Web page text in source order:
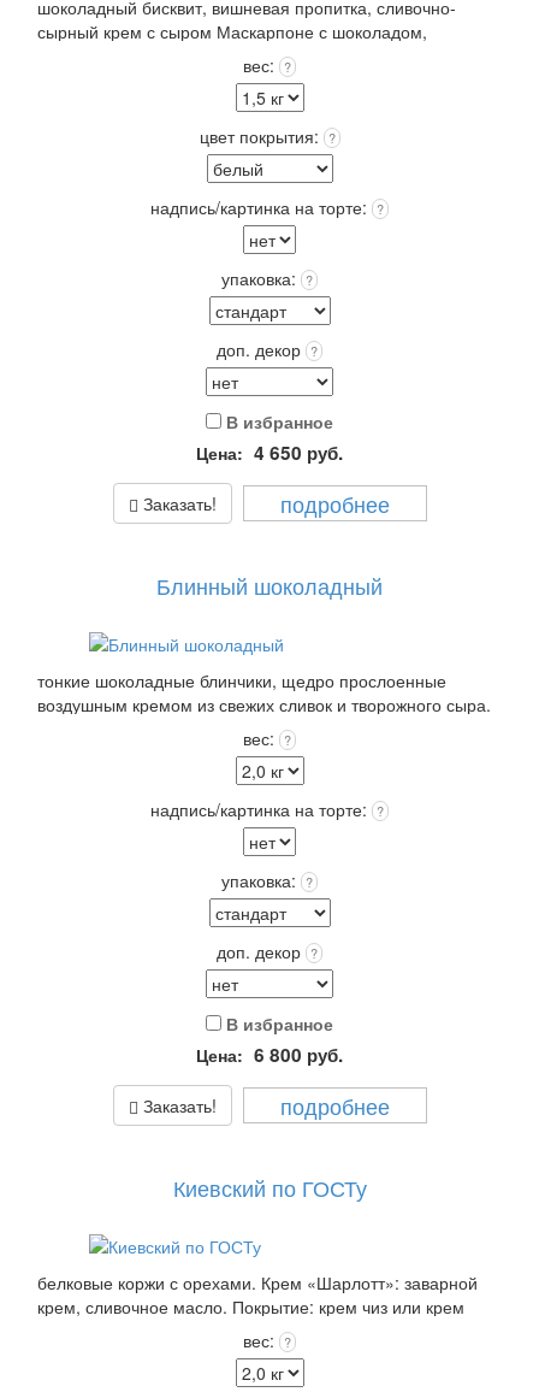
шоколадный бисквит, вишневая пропитка, сливочно-
сырный крем с сыром Маскарпоне с шоколадом,
вишневый мармелад. Покрытие: крем чиз или крем
пломбир выбранного цвета +входит в стоимость!
Упаковка: Стандарт (белая) входит в стоимость. Срок
хранения: 72 часа (3 суток) при t 4+(-)2 Вес: от 2,0 кг.
вес: ?
цвет покрытия: ?
надпись/картинка на торте: ?
упаковка: ?
доп. декор ?
В избранное
Цена: 4 650 руб.
Заказать! подробнее
Блинный шоколадный
тонкие шоколадные блинчики, щедро прослоенные
воздушным кремом из свежих сливок и творожного сыра.
Покрытие: сверху сливочный крем +входит в стоимость!
Выберите: сделать Надпись на торте, это придаст торту
оригинальность и порадует Получателя!
Упаковка: Стандарт (белая) входит в стоимость.
Срок хранения: 72 часа (3 суток) при t 4+(-)2
вес: ?
надпись/картинка на торте: ?
упаковка: ?
доп. декор ?
В избранное
Цена: 6 800 руб.
Заказать! подробнее
Киевский по ГОСТу
белковые коржи с орехами. Крем «Шарлотт»: заварной
крем, сливочное масло. Покрытие: крем чиз или крем
пломбир выбранного цвета +входит в стоимость!
Упаковка: Стандарт (белая) входит в стоимость.
Срок хранения: 72 часа (3 суток) при t 4+(-)2
вес: ?